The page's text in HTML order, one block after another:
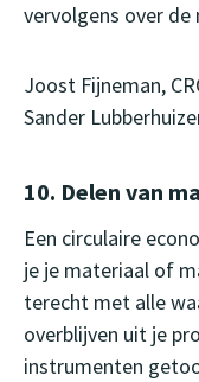
vervolgens over
Joost Fijneman,
Sander
10. Delen van
Een circulaire
je je materiaal of
terecht met alle
overblijven uit je
instrumenten